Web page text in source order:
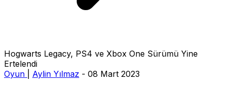
Hogwarts Legacy, PS4 ve Xbox One Sürümü Yine
Ertelendi
Oyun
Aylin Yılmaz - 08 Mart 2023